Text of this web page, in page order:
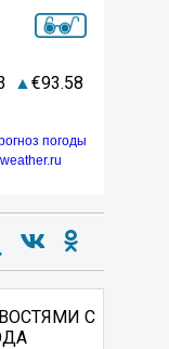
93.58
погоды
С